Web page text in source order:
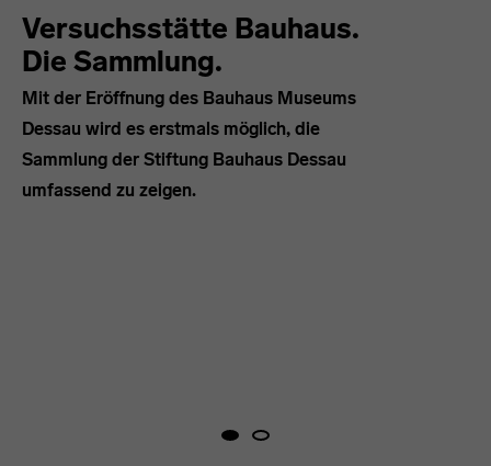
Versuchsstätte Bauhaus.
Die Sammlung.
Mit der Eröffnung des Bauhaus Museums
Dessau wird es erstmals möglich, die
Sammlung der Stiftung Bauhaus Dessau
umfassend zu zeigen.